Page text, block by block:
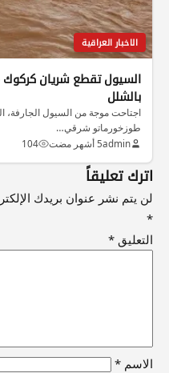
الاخبار العراقية
السيول تقطع شريان كركوك
بالشلل
اجتاحت موجة من السيول الجارفة،
طوزخورماتو شرقي…
admin5 أشهر مضت 104
اترك تعليقاً
لن يتم نشر عنوان بريدك
*
التعليق *
الاسم *